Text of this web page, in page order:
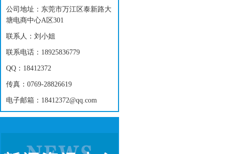
公司地址：东莞市万江区泰新路大
塘电商中心A区301
联系人：刘小姐
联系电话：18925836779
QQ：18412372
传真：0769-28826619
电子邮箱：18412372@qq.com